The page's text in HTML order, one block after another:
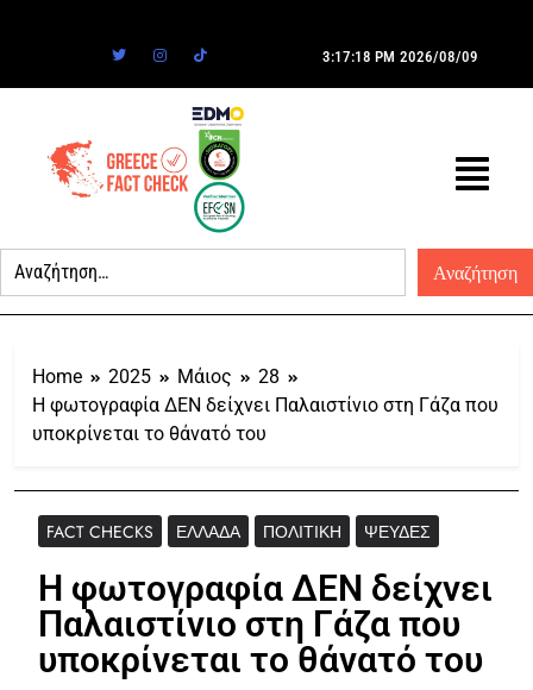
3:17:18 PM 2026/08/09
Home 2025 Μάιος
28
Η φωτογραφία ΔΕΝ δείχνει Παλαιστίνιο στη Γάζα που
υποκρίνεται το θάνατό του
FACT CHECKS ΕΛΛΆΔΑ ΠΟΛΙΤΙΚΉ ΨΕΥΔΈΣ
Η φωτογραφία ΔΕΝ δείχνει
Παλαιστίνιο στη Γάζα που
υποκρίνεται το θάνατό του